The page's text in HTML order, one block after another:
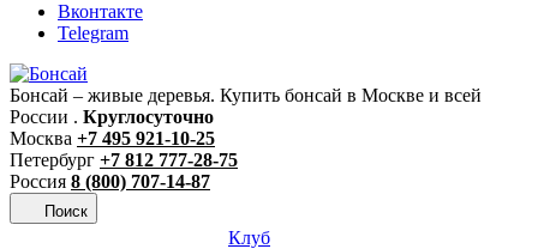
Вконтакте
Telegram
Бонсай – живые деревья. Купить бонсай в Москве и всей
России . Круглосуточно
Москва +7 495 921-10-25
Петербург +7 812 777-28-75
Россия 8 (800) 707-14-87
Поиск
Клуб